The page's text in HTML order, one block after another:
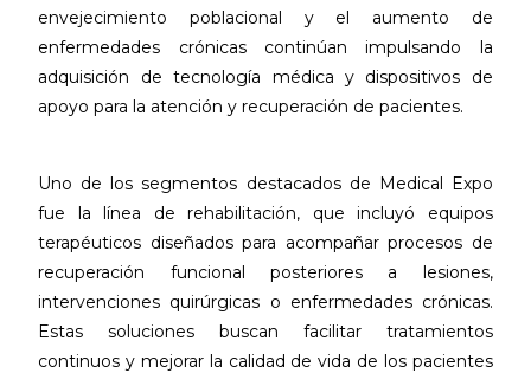
envejecimiento poblacional y el aumento de
enfermedades crónicas continúan impulsando la
adquisición de tecnología médica y dispositivos de
apoyo para la atención y recuperación de pacientes.
Uno de los segmentos destacados de Medical Expo
fue la línea de rehabilitación, que incluyó equipos
terapéuticos diseñados para acompañar procesos de
recuperación funcional posteriores a lesiones,
intervenciones quirúrgicas o enfermedades crónicas.
Estas soluciones buscan facilitar tratamientos
continuos y mejorar la calidad de vida de los pacientes